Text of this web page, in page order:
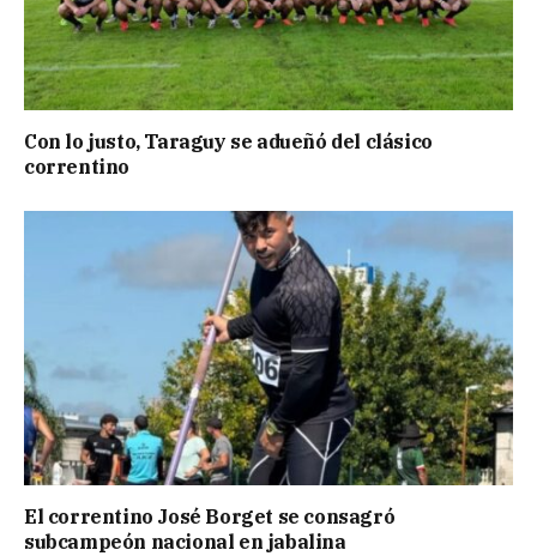
Con lo justo, Taraguy se adueñó del clásico
correntino
El correntino José Borget se consagró
subcampeón nacional en jabalina